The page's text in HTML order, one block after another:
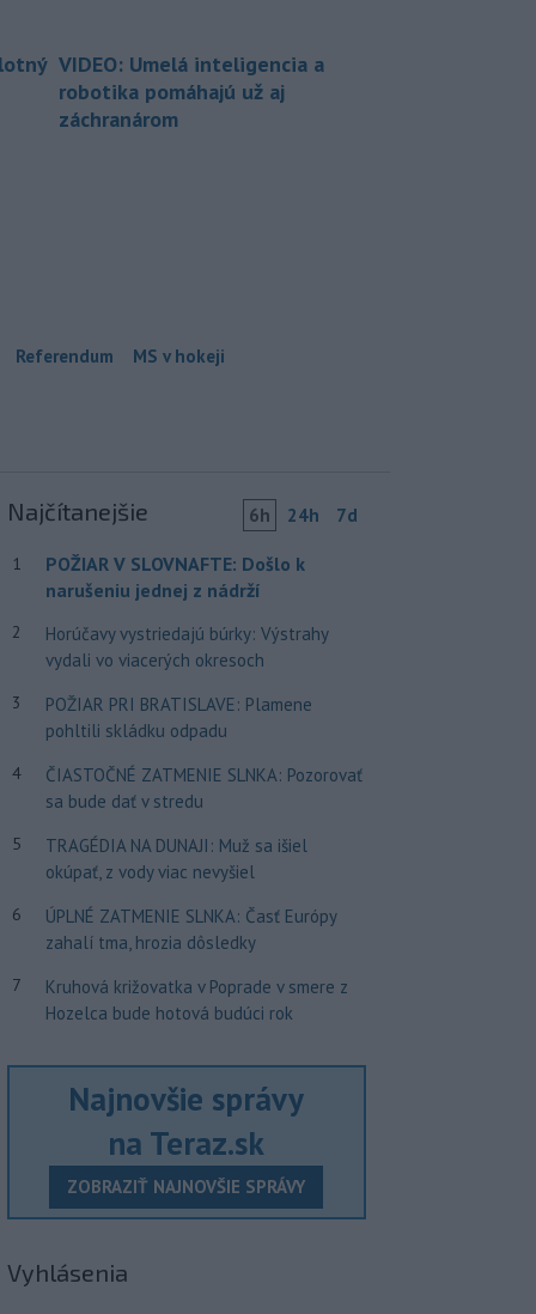
VIDEO: Umelá inteligencia a
robotika pomáhajú už aj
záchranárom
Referendum MS v hokeji
Najčítanejšie 6h 24h 7d
1
POŽIAR V SLOVNAFTE: Došlo k
narušeniu jednej z nádrží
2
Horúčavy vystriedajú búrky: Výstrahy
vydali vo viacerých okresoch
3
POŽIAR PRI BRATISLAVE: Plamene
pohltili skládku odpadu
4
ČIASTOČNÉ ZATMENIE SLNKA: Pozorovať
sa bude dať v stredu
5
TRAGÉDIA NA DUNAJI: Muž sa išiel
okúpať, z vody viac nevyšiel
6
ÚPLNÉ ZATMENIE SLNKA: Časť Európy
zahalí tma, hrozia dôsledky
7
Kruhová križovatka v Poprade v smere z
Hozelca bude hotová budúci rok
Najnovšie správy
na Teraz.sk
ZOBRAZIŤ NAJNOVŠIE SPRÁVY
Vyhlásenia